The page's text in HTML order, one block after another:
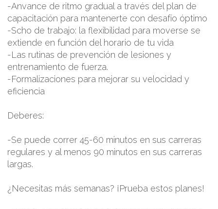
-Anvance de ritmo gradual a través del plan de
capacitación para mantenerte con desafío óptimo
-Scho de trabajo: la flexibilidad para moverse se
extiende en función del horario de tu vida
-Las rutinas de prevención de lesiones y
entrenamiento de fuerza.
-Formalizaciones para mejorar su velocidad y
eficiencia
Deberes:
-Se puede correr 45-60 minutos en sus carreras
regulares y al menos 90 minutos en sus carreras
largas.
¿Necesitas más semanas? ¡Prueba estos planes!